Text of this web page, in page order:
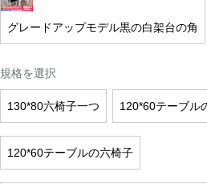
グレードアップモデル黒の白架台の角
規格を選択
130*80六椅子一つ 120*60テーブル
120*60テーブルの六椅子